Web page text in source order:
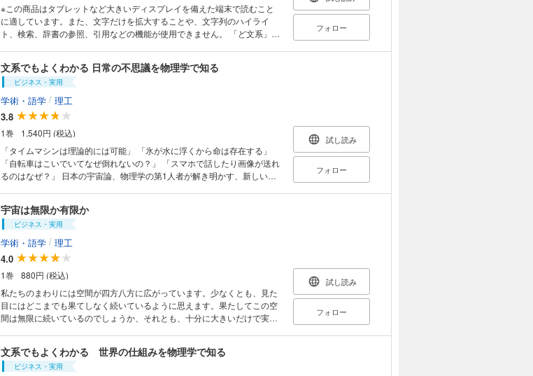
本書は、そんな不思議なパラメータたちに焦点を当て、その法則の役割
や、もしその値が大きかったり小さかったりした場合に、世界はどのよう
に変化してしまうのかを豊富なイラストとともに紹介します。 物理定数や
宇宙を規定する値は、一見とっつきにくいものばかりですが、それらの性
質がわかるとより身近に感じられようになります。
※この商品はタブレットなど大きいディスプレイを備えた端末で読むこと
に適しています。また、文字だけを拡大することや、文字列のハイライ
ト、検索、辞書の参照、引用などの機能が使用できません。 「ど文系」で
りやすく紹介！ 【目次】 １章 宇宙に関する知りたいあれこれ ２章 太陽系
の疑問あれこれ ３章 宇宙にまつわる技術と最新研究 ４章 明日話したくな
る宇宙の話 ＜電子書籍について＞ ※本電子書籍は同じ書名の出版物を紙版
とし電子書籍化したものです。 ※本電子書籍は固定型レイアウトタイプの
電子書籍です。 ※本文に記載されている内容は、印刷出版当時の情報に基
づき作成されたものです。 ※印刷出版を電子書籍化するにあたり、電子書
籍としては不要な情報を含んでいる場合があります。また、印刷出版とは
異なる表記・表現の場合があります。 株式会社西東社／seitosha
フォロー
文系でもよくわかる 日常の不思議を物理学で知る
ビジネス・実用
学術・語学 / 理工
3.8
1巻
1,540円 (税込)
「タイムマシンは理論的には可能」 「氷が水に浮くから命は存在する」
「自転車はこいでいてなぜ倒れないの？」 「スマホで話したり画像が送れ
るのはなぜ？」 日本の宇宙論、物理学の第1人者が解き明かす、新しい世
を模索している人へ向けた新しい物理学の解釈。 大好評「文系でもよくわ
かる物理学」シリーズ第二弾！ 【目次】 １章 時間は流れない 「時間が
流れる」とは限らない 脳が構築する〝順番〟はよく間違っている 相
対性理論の「時間」、量子論の「時間」 「時間のループ」はありえるの
か 星の年齢はどうやってわかるのか？ 宇宙のはじまりにある時間と
は？ ２章 魔法の角度をもつ水 「氷が水に浮かぶ」から、生命が生き延
びられた？ もしも水が熱しやすく冷めやすかったら、地球は砂漠のよう
だった 「０度で凍り、１００度で蒸発する」の不思議 水の秘密は、
その角度？ テフロン加工のフライパンが焦げないのは水の帳面張力が強
いから 「純水」は体に毒？ 水以外のものでも生命は生きられたのか
宇宙空間にも水はある？ ３章 生活に隠れた物理学 カーブで倒れない
ギリギリの速度は？ 自転車はなぜ倒れないのか 宇宙空間でロケット
が急カーブしたら？ 遠心力の正体とは？ ＬＥＤ照明はなぜ省エネな
試し読み
フォロー
宇宙は無限か有限か
ビジネス・実用
学術・語学 / 理工
4.0
1巻
880円 (税込)
私たちのまわりには空間が四方八方に広がっています。少なくとも、見た
目にはどこまでも果てしなく続いているように思えます。果たしてこの空
間は無限に続いているのでしょうか、それとも、十分に大きいだけで実際
――。答えの出ていない“未解決問題”を、最新の宇宙論の成果を交えて考
察。
試し読み
フォロー
文系でもよくわかる 世界の仕組みを物理学で知る
ビジネス・実用